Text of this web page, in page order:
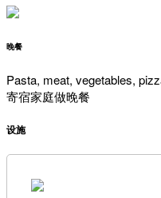
晚餐
Pasta, meat, vegetables,
寄宿家庭做晚餐
设施